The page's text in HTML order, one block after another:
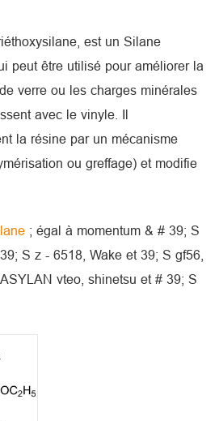
est un Silane
peut être utilisé pour améliorer la
verre ou les charges minérales
avec le vinyle. Il
la résine par un mécanisme
ou greffage) et modifie
; égal à momentum & # 39; S
S z - 6518, Wake et 39; S gf56,
vteo, shinetsu et # 39; S